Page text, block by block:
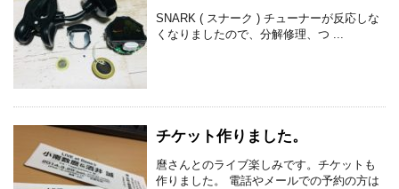
SNARK ( スナーク ) チューナーが反応しな
くなりましたので、分解修理、つ ...
チケット作りました。
麿さんとのライブ楽しみです。チケットも
作りました。 電話やメールでの予約の方は